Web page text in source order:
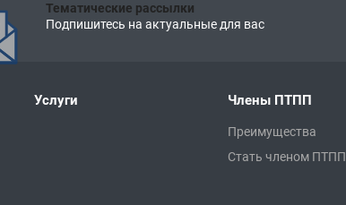
Тематические рассылки
Подпишитесь на актуальные для вас
Услуги Члены ПТПП
Преимущества
Стать членом ПТПП